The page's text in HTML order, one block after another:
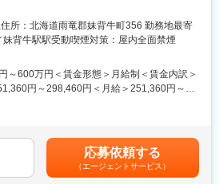
を推進する役割です。
・管理（属人化解消）
システムの運用
との調整
所：北海道雨竜郡妹背牛町356 勤務地最寄
背牛駅駅受動喫煙対策：屋内全面禁煙
～600万円＜賃金形態＞月給制＜賃金内訳＞
円～298,460円＜月給＞251,360円～
応募依頼する
（エージェントサービス）